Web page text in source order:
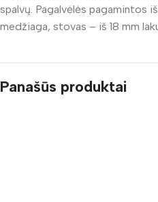
spalvų. Pagalvėlės pagamintos
medžiaga, stovas – iš 18 mm
Panašūs produktai